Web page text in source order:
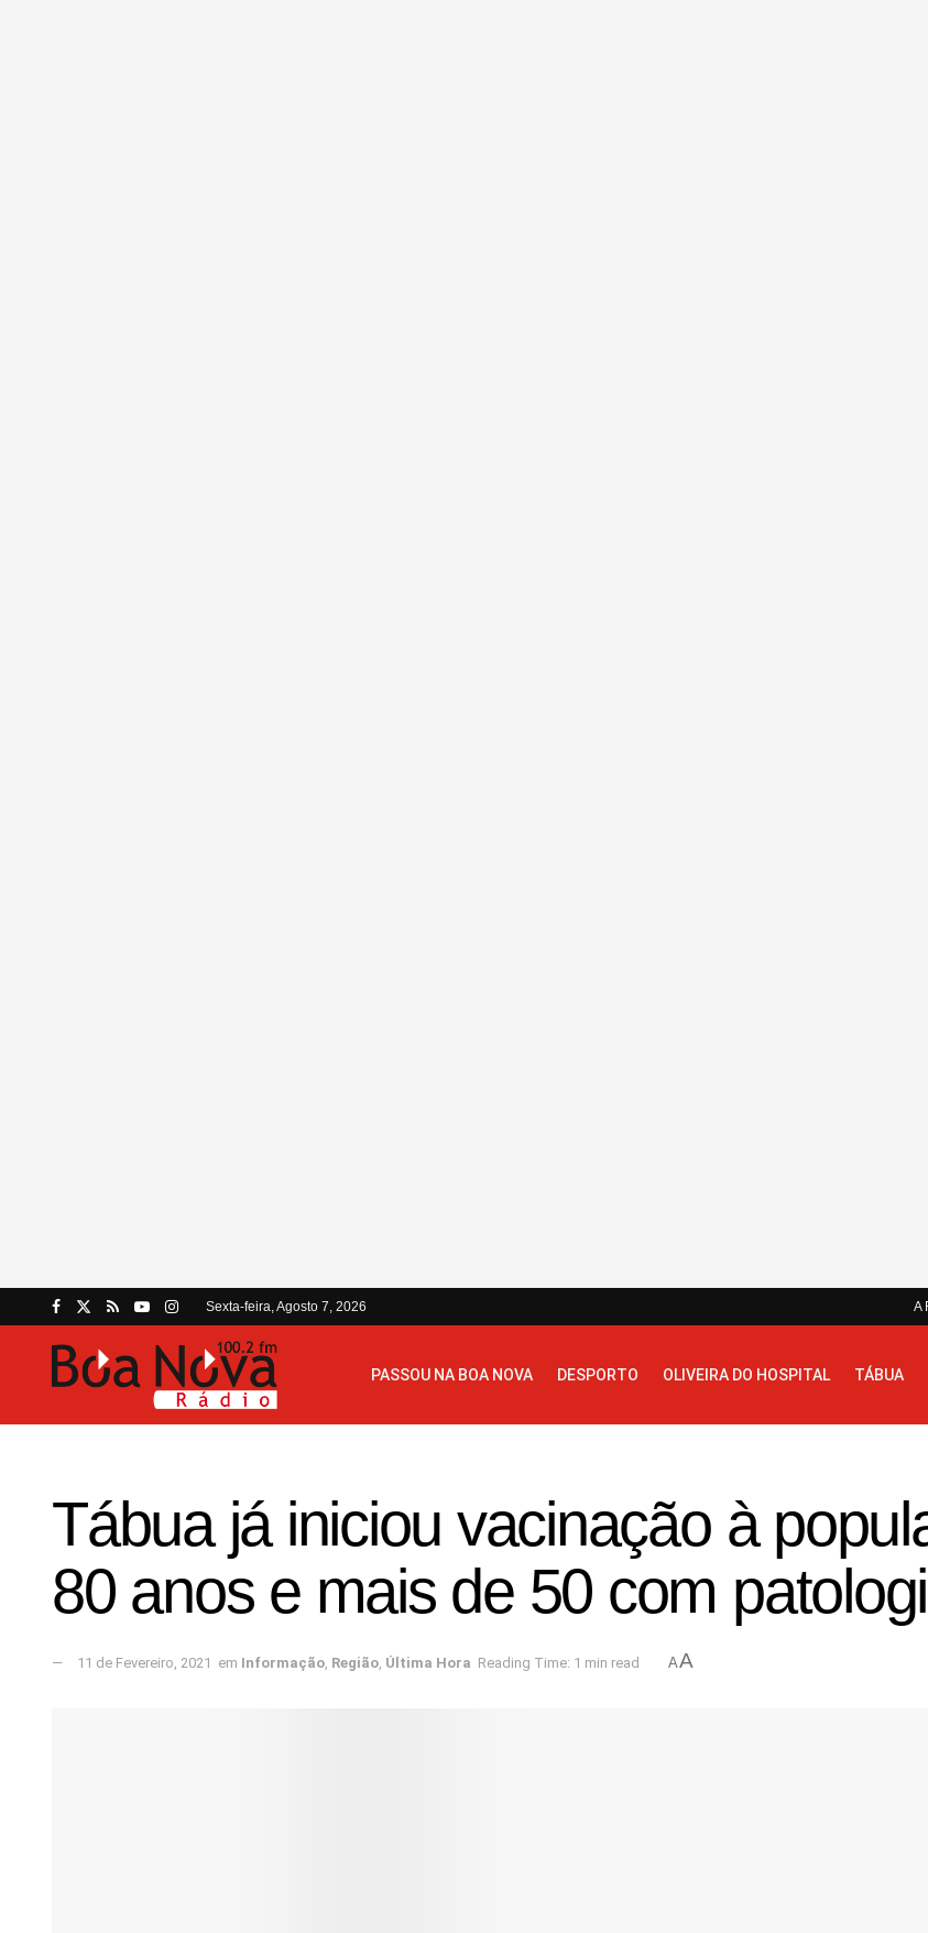
Sexta-feira, Agosto 7, 2026 A
PASSOU NA BOA NOVA DESPORTO OLIVEIRA DO HOSPITAL TÁBUA
Tábua já iniciou vacinação à
80 anos e mais de 50 com
11 de Fevereiro, 2021 em Informação, Região, Última Hora Reading Time: 1 min read AA